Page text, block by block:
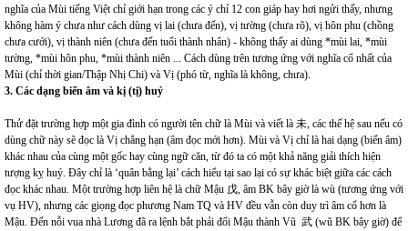
nghĩa của Mùi tiếng Việt chỉ giới hạn trong các ý chỉ 12 con giáp hay hơi ngửi thấy, nhưng
không hàm ý chưa như cách dùng vị lai (chưa đến), vị tường (chưa rõ), vị hôn phu (chồng
chưa cưới), vị thành niên (chưa đến tuổi thành nhân) - không thấy ai dùng *mùi lai, *mùi
tường, *mùi hôn phu, *mùi thành niên ... Cách dùng trên tương ứng với nghĩa cổ nhất của
Mùi (chỉ thời gian/Thập Nhị Chi) và Vị (phó từ, nghĩa là không, chưa).
3. Các dạng biến âm và kị (tị) huý
Thử đặt trường hợp một gia đình có người tên chữ là Mùi và viết là 未, các thế hệ sau nếu có
dùng chữ này sẽ đọc là Vị chẳng hạn (âm đọc mới hơn). Mùi và Vị chỉ là hai dạng (biến âm)
khác nhau của cùng một gốc hay cùng ngữ căn, từ đó ta có một khả năng giải thích hiện
tượng kỵ huý. Đây chỉ là ‘quân bằng lại’ cách hiểu tại sao lại có sự khác biệt giữa các cách
đọc khác nhau. Một trường hợp liên hệ là chữ Mậu 戊, âm BK bây giờ là wù (tương ứng với
vụ HV), nhưng các giọng đọc phương Nam TQ và HV đều vẫn còn duy trì âm cổ hơn là
Mậu. Đến nỗi vua nhà Lương đã ra lệnh bắt phải đổi Mậu thành Vũ 武 (wǔ BK bây giờ) để